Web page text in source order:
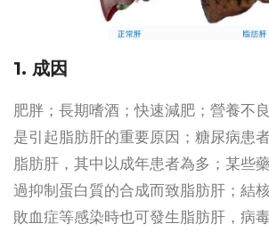
1. 成因
肥胖；長期嗜酒；快速減肥；營養不
是引起脂肪肝的重要原因；糖尿病患
脂肪肝，其中以成年患者為多；某些
過抑制蛋白質的合成而致脂肪肝；結
敗血症等感染時也可發生脂肪肝，病